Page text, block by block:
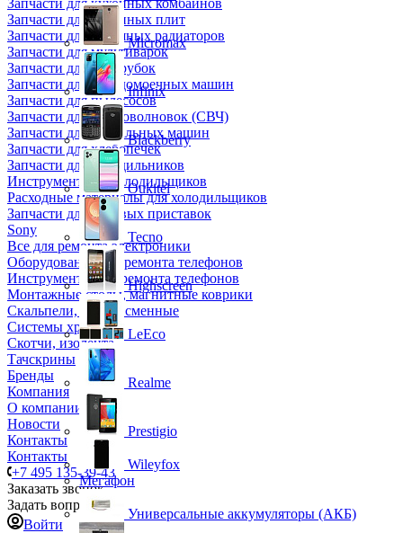
Запчасти для кухонных комбаинов
Запчасти для кухонных плит
Запчасти для масляных радиаторов
Запчасти для мультиварок
Запчасти для мясорубок
Запчасти для посудомоечных машин
Запчасти для пылесосов
Запчасти для микроволновок (СВЧ)
Запчасти для стиральных машин
Запчасти для хлебопечек
Запчасти для холодильников
Инструмент для холодильщиков
Расходные материалы для холодильщиков
Запчасти для игровых приставок
Sony
Все для ремонта электроники
Оборудование для ремонта телефонов
Инструменты для ремонта телефонов
Монтажные столы, магнитные коврики
Скальпели, лезвия сменные
Системы хранения
Скотчи, изолента
Тачскрины
Бренды
Компания
О компании
Новости
Контакты
Контакты
+7 495 135-39-43
Заказать звонок
Задать вопрос
Войти
Micromax
Infinix
Blackberry
Oukitel
Tecno
Highscreen
LeEco
Realme
Prestigio
Wileyfox
Мегафон
Универсальные аккумуляторы (АКБ)